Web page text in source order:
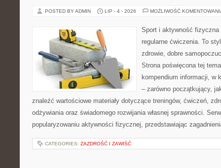
POSTED BY ADMIN LIP - 4 - 2026 MOŻLIWOŚĆ
Sport i aktywność
regularne ćwiczenia. To
zdrowie, dobre
Strona poświęcona tej
kompendium informacji, w
– zarówno początkujący,
znaleźć wartościowe materiały dotyczące treningów, ćwiczeń,
odżywiania oraz świadomego rozwijania własnej sprawności.
popularyzowaniu aktywności fizycznej, przedstawiając
CATEGORIES: ZAZDROŚĆ I ZAWIŚĆ